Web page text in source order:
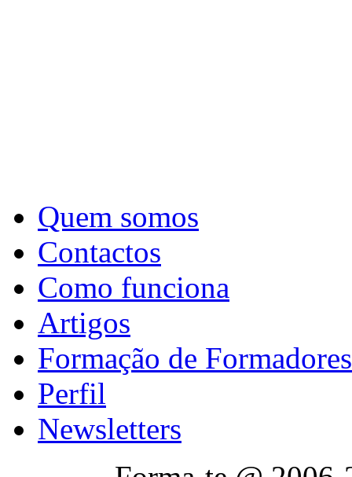
Quem somos
Contactos
Como funciona
Artigos
Formação de Formadores
Perfil
Newsletters